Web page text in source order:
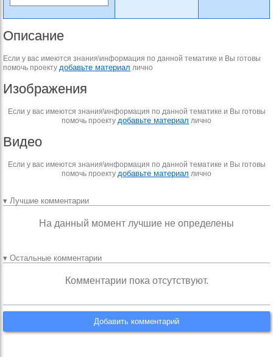
Описание
Если у вас имеются знания\информация по данной тематике и Вы готовы
помочь проекту добавьте материал лично
Изображения
Если у вас имеются знания\информация по данной тематике и Вы готовы
помочь проекту добавьте материал лично
Видео
Если у вас имеются знания\информация по данной тематике и Вы готовы
помочь проекту добавьте материал лично
▾ Лучшие комментарии
На данный момент лучшие не определены
▾ Остальные комментарии
Комментарии пока отсутствуют.
Добавить комментарий